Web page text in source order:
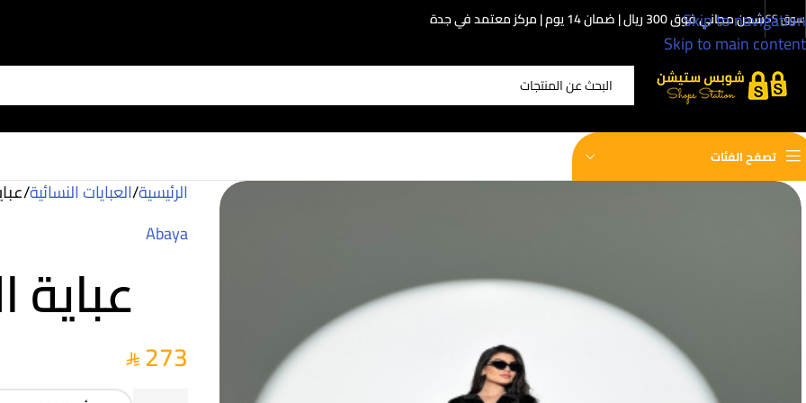
Skip to navigation
Skip to main content
سوق SS شحن مجاني فوق 300 ريال | ضمان 14 يوم | مركز معتمد في جدة
تصفح الفئات
الرئيسية/العبايات النسائية/
Abaya
273